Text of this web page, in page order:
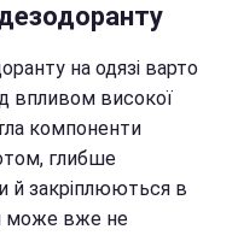
на одязі варто
впливом високої
компоненти
глибше
й закріплюються в
може вже не